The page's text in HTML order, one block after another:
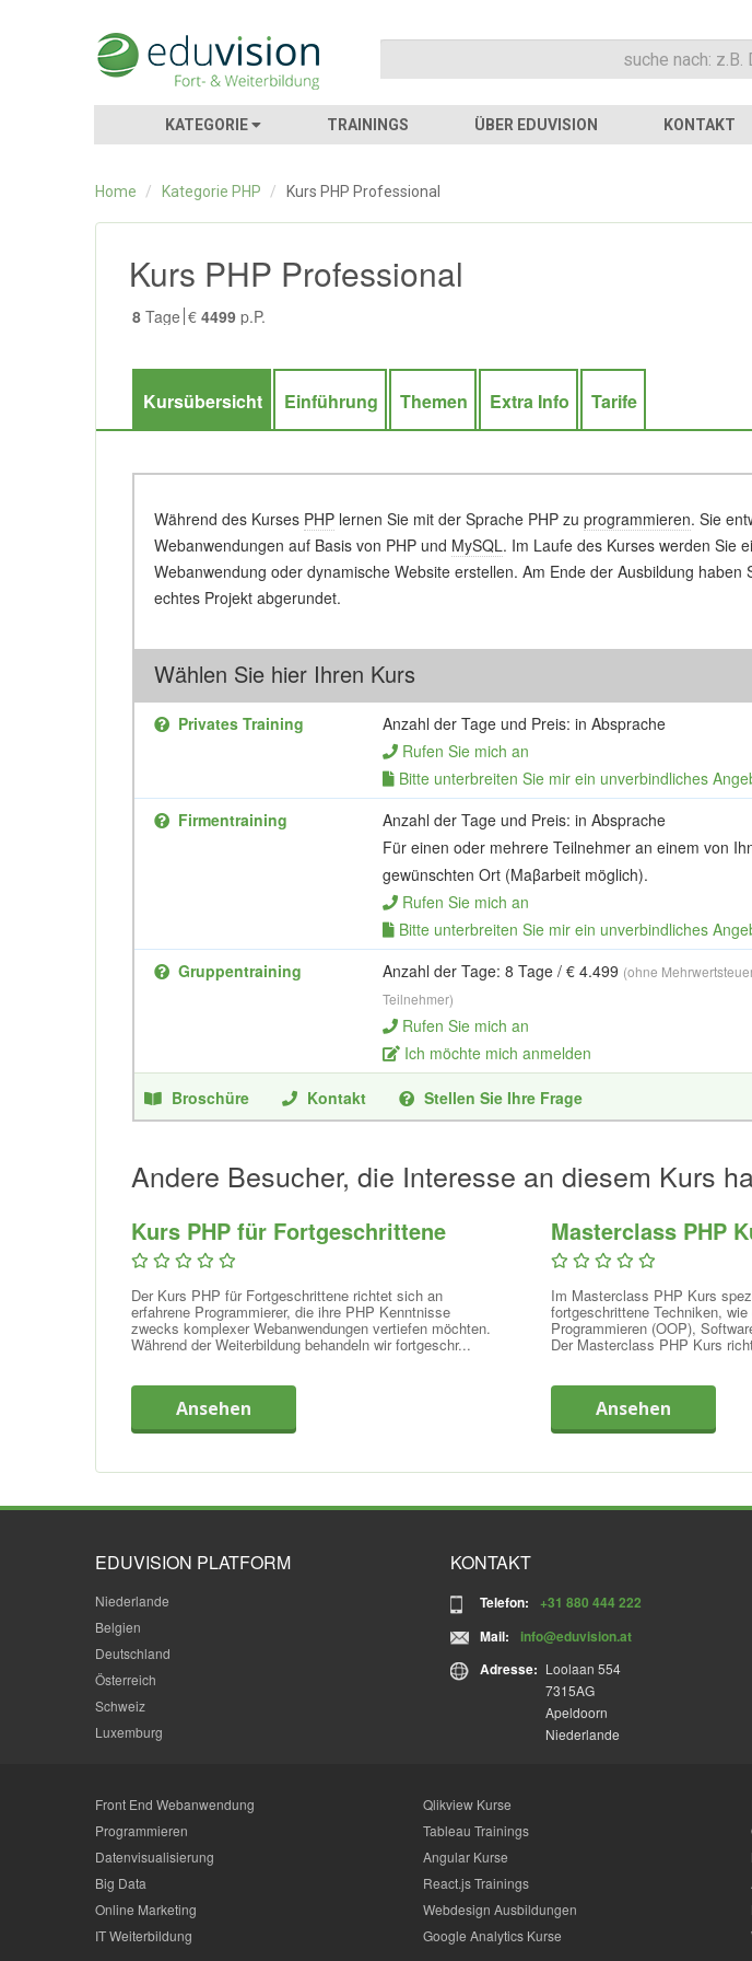
KATEGORIE TRAININGS ÜBER EDUVISION KONTAKT
Home / Kategorie PHP / Kurs PHP Professional
Kurs PHP Professional
8 Tage € 4499 p.P.
Kursübersicht Einführung Themen Extra Info Tarife
Während des Kurses PHP lernen Sie mit der Sprache PHP zu programmieren. Sie
Webanwendungen auf Basis von PHP und MySQL. Im Laufe des Kurses werden Sie
Webanwendung oder dynamische Website erstellen. Am Ende der Ausbildung haben
echtes Projekt abgerundet.
Wählen Sie hier Ihren Kurs
Privates Training
Anzahl der Tage und Preis: in Absprache
Rufen Sie mich an
Bitte unterbreiten Sie mir ein unverbindliches
Firmentraining
Anzahl der Tage und Preis: in Absprache
Für einen oder mehrere Teilnehmer an einem von
gewünschten Ort (Maβarbeit möglich).
Rufen Sie mich an
Bitte unterbreiten Sie mir ein unverbindliches
Gruppentraining
Anzahl der Tage: 8 Tage / € 4.499 (ohne
Teilnehmer)
Rufen Sie mich an
Ich möchte mich anmelden
Broschüre Kontakt Stellen Sie Ihre Frage
Andere Besucher, die Interesse an diesem Kurs
Kurs PHP für Fortgeschrittene
Der Kurs PHP für Fortgeschrittene richtet sich an
erfahrene Programmierer, die ihre PHP Kenntnisse
zwecks komplexer Webanwendungen vertiefen möchten.
Während der Weiterbildung behandeln wir fortgeschr...
Ansehen
Masterclass PHP
Im Masterclass PHP Kurs
fortgeschrittene Techniken,
Programmieren (OOP),
Der Masterclass PHP Kurs
Ansehen
EDUVISION PLATFORM
Niederlande
Belgien
Deutschland
Österreich
Schweiz
Luxemburg
KONTAKT
Telefon:
+31 880 444 222
Mail:
info@eduvision.at
Adresse: Loolaan 554
7315AG
Apeldoorn
Niederlande
Front End Webanwendung
Programmieren
Datenvisualisierung
Big Data
Online Marketing
IT Weiterbildung
Qlikview Kurse
Tableau Trainings
Angular Kurse
React.js Trainings
Webdesign Ausbildungen
Google Analytics Kurse